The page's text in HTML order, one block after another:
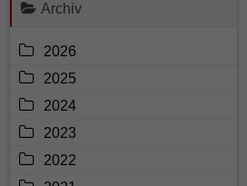
Archiv
2026
2025
2024
2023
2022